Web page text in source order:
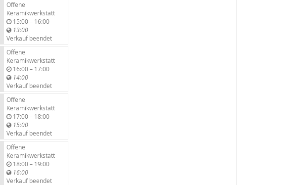
Offene
Keramikwerkstatt
15:00–b
s
16:00
13:00
Verkauf beendet
Offene
Keramikwerkstatt
16:00–b
s
17:00
14:00
Verkauf beendet
Offene
Keramikwerkstatt
17:00–b
s
18:00
15:00
Verkauf beendet
Offene
Keramikwerkstatt
18:00–b
s
19:00
16:00
Verkauf beendet